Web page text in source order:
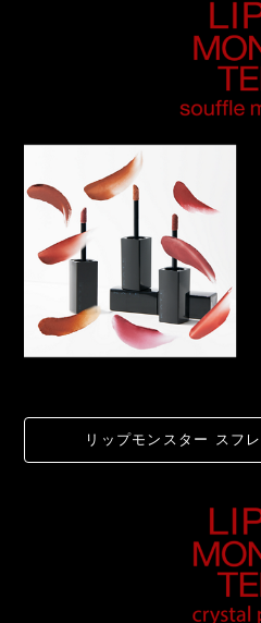
リップモンスター スフ